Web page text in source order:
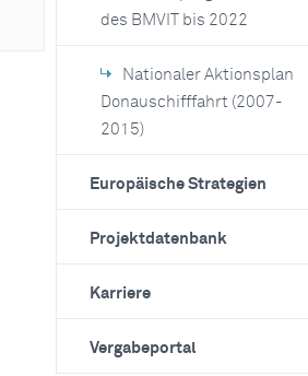
des BMVIT bis 2022
Nationaler Aktionsplan
Donauschifffahrt (2007-
2015)
Europäische Strategien
Projektdatenbank
Karriere
Vergabeportal